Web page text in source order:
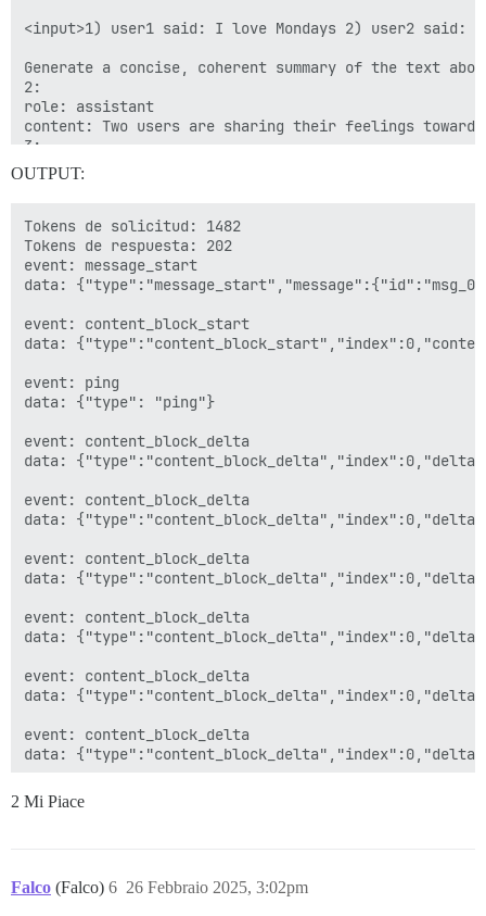
name: read
description: Will read a topic or a post on this
input_schema:
type: object
properties:
topic_id:
type: integer
post_numbers:
description: the post numbers to read (optional)
items:
type: integer
required:
0: topic_id
3:
name: tags
description: Will list the 100 most popular tags on
input_schema:
type: object
properties:
<input>1) user1 said: I love Mondays 2) user2 said: I
Generate a concise, coherent summary of the text
2:
role: assistant
content: Two users are sharing their feelings
3:
role: user
content: The discussion title is: Revisión de oferta
Here are the posts, inside <input></input> XML tags:
<input>
(1 XXXXX said: XXXXX (2 XXXXXsaid: Para revisar
<details>
<summary>Buscar</summary>
</details>
<span></span>
[details='De talles del error']
[/details]
</input>
OUTPUT:
Tokens de solicitud: 1482
Tokens de respuesta: 202
event: message_start
data:
event: content_block_start
data:
event: ping
data: {"type": "ping"}
event: content_block_delta
data:
event: content_block_delta
data:
event: content_block_delta
data:
event: content_block_delta
data:
event: content_block_delta
data:
event: content_block_delta
data:
event: content_block_delta
data:
2 Mi Piace
Falco (Falco) 26 Febbraio 2025, 3:02pm
6